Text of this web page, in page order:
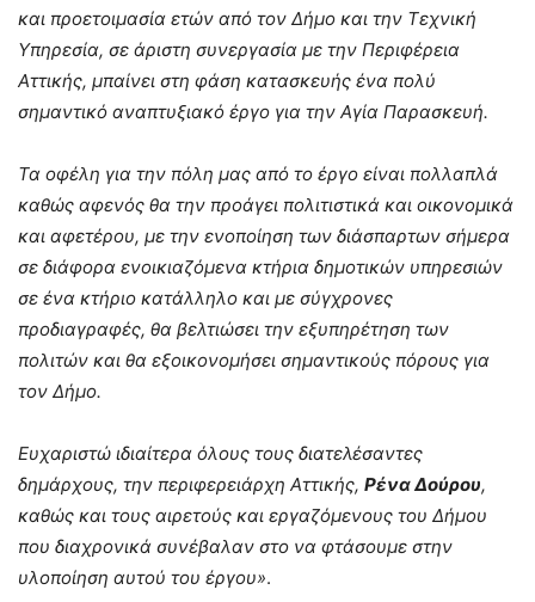
και προετοιμασία ετών από τον Δήμο και την Τεχνική
Υπηρεσία, σε άριστη συνεργασία με την Περιφέρεια
Αττικής, μπαίνει στη φάση κατασκευής ένα πολύ
σημαντικό αναπτυξιακό έργο για την Αγία Παρασκευή.
Τα οφέλη για την πόλη μας από το έργο είναι πολλαπλά
καθώς αφενός θα την προάγει πολιτιστικά και οικονομικά
και αφετέρου, με την ενοποίηση των διάσπαρτων σήμερα
σε διάφορα ενοικιαζόμενα κτήρια δημοτικών υπηρεσιών
σε ένα κτήριο κατάλληλο και με σύγχρονες
προδιαγραφές, θα βελτιώσει την εξυπηρέτηση των
πολιτών και θα εξοικονομήσει σημαντικούς πόρους για
τον Δήμο.
Ευχαριστώ ιδιαίτερα όλους τους διατελέσαντες
δημάρχους, την περιφερειάρχη Αττικής, Ρένα Δούρου,
καθώς και τους αιρετούς και εργαζόμενους του Δήμου
που διαχρονικά συνέβαλαν στο να φτάσουμε στην
υλοποίηση αυτού του έργου».